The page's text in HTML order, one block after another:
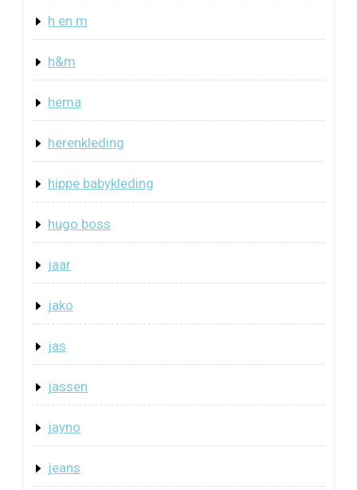
h en m
h&m
hema
herenkleding
hippe babykleding
hugo boss
jaar
jako
jas
jassen
jayno
jeans